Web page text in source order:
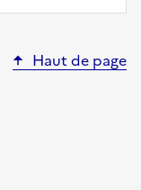
Haut de page